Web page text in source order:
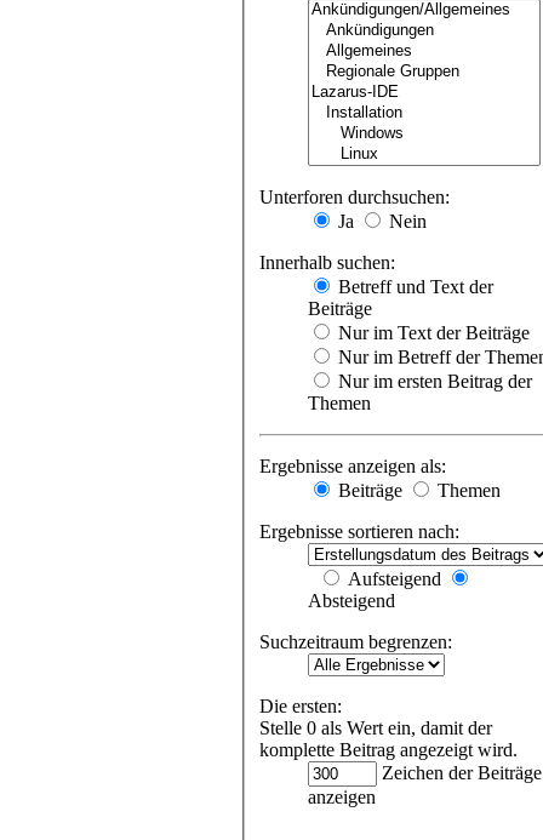
Unterforen durchsuchen:
Ja
Nein
Innerhalb suchen:
Betreff und Text der
Beiträge
Nur im Text der Beiträge
Nur im Betreff der
Nur im ersten Beitrag der
Themen
Ergebnisse anzeigen als:
Beiträge
Themen
Ergebnisse sortieren nach:
Aufsteigend
Absteigend
Suchzeitraum begrenzen:
Die ersten:
Stelle 0 als Wert ein, damit der
komplette Beitrag angezeigt wird.
Zeichen der Beiträge
anzeigen